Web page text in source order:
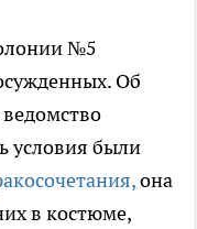
№5
Об
условия были
она
в костюме,